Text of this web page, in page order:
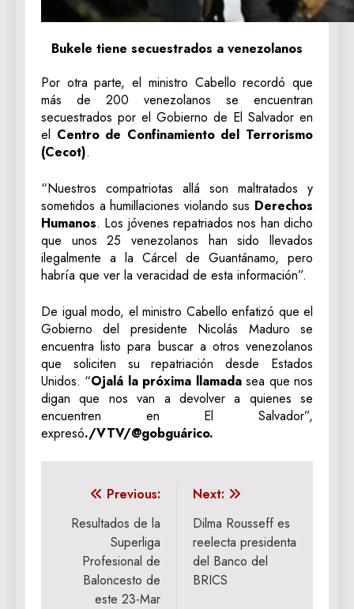
Bukele tiene secuestrados a venezolanos
Por otra parte, el ministro Cabello recordó que
más de 200 venezolanos se encuentran
secuestrados por el Gobierno de El Salvador en
el Centro de Confinamiento del Terrorismo
(Cecot).
“Nuestros compatriotas allá son maltratados y
sometidos a humillaciones violando sus Derechos
Humanos. Los jóvenes repatriados nos han dicho
que unos 25 venezolanos han sido llevados
ilegalmente a la Cárcel de Guantánamo, pero
habría que ver la veracidad de esta información”.
De igual modo, el ministro Cabello enfatizó que el
Gobierno del presidente Nicolás Maduro se
encuentra listo para buscar a otros venezolanos
que soliciten su repatriación desde Estados
Unidos. “Ojalá la próxima llamadasea que nos
digan que nos van a devolver a quienes se
encuentren en El Salvador”,
expresó./VTV/@gobguárico.
Navegación
de
entradas
Previous:
Resultados de la
Superliga
Profesional de
Baloncesto de
este 23-Mar
Next:
Dilma Rousseff es
reelecta presidenta
del Banco del
BRICS